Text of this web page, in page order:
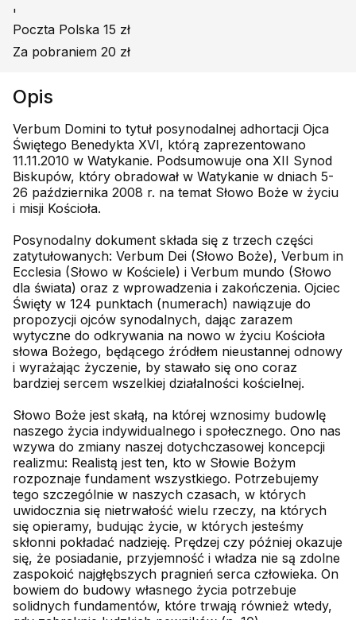
'
Poczta Polska 15 zł
Za pobraniem 20 zł
Opis
Verbum Domini to tytuł posynodalnej adhortacji Ojca
Świętego Benedykta XVI, którą zaprezentowano
11.11.2010 w Watykanie. Podsumowuje ona XII Synod
Biskupów, który obradował w Watykanie w dniach 5-
26 października 2008 r. na temat Słowo Boże w życiu
i misji Kościoła.
Posynodalny dokument składa się z trzech części
zatytułowanych: Verbum Dei (Słowo Boże), Verbum in
Ecclesia (Słowo w Kościele) i Verbum mundo (Słowo
dla świata) oraz z wprowadzenia i zakończenia. Ojciec
Święty w 124 punktach (numerach) nawiązuje do
propozycji ojców synodalnych, dając zarazem
wytyczne do odkrywania na nowo w życiu Kościoła
słowa Bożego, będącego źródłem nieustannej odnowy
i wyrażając życzenie, by stawało się ono coraz
bardziej sercem wszelkiej działalności kościelnej.
Słowo Boże jest skałą, na której wznosimy budowlę
naszego życia indywidualnego i społecznego. Ono nas
wzywa do zmiany naszej dotychczasowej koncepcji
realizmu: Realistą jest ten, kto w Słowie Bożym
rozpoznaje fundament wszystkiego. Potrzebujemy
tego szczególnie w naszych czasach, w których
uwidocznia się nietrwałość wielu rzeczy, na których
się opieramy, budując życie, w których jesteśmy
skłonni pokładać nadzieję. Prędzej czy później okazuje
się, że posiadanie, przyjemność i władza nie są zdolne
zaspokoić najgłębszych pragnień serca człowieka. On
bowiem do budowy własnego życia potrzebuje
solidnych fundamentów, które trwają również wtedy,